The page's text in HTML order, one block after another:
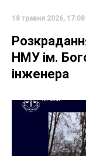
18 травня 2026, 17:08
НМУ ім.
інженера